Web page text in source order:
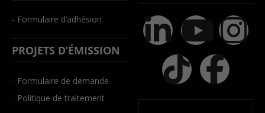
- Formulaire d’adhésion
PROJETS D’ÉMISSION
- Formulaire de demande
- Politique de traitement